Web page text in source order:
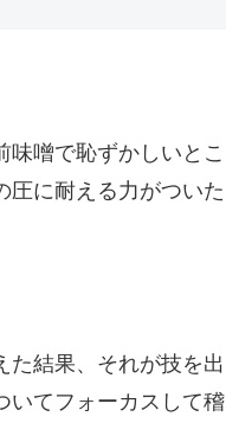
噌で恥ずかしいとこ
圧に耐える力がついた
た結果、それが技を出
いてフォーカスして稽